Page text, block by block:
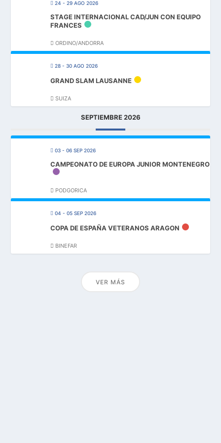
24 - 29 AGO 2026
STAGE INTERNACIONAL CAD/JUN CON EQUIPO
FRANCES
ORDINO/ANDORRA
28 - 30 AGO 2026
GRAND SLAM LAUSANNE
SUIZA
SEPTIEMBRE 2026
03 - 06 SEP 2026
CAMPEONATO DE EUROPA JUNIOR MONTENEGRO
PODGORICA
04 - 05 SEP 2026
COPA DE ESPAÑA VETERANOS ARAGON
BINEFAR
VER MÁS